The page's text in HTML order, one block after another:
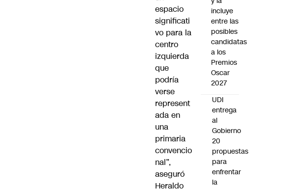
espacio
significati
vo para la
centro
izquierda
que
podría
verse
represent
ada en
una
primaria
convencio
nal”,
aseguró
Heraldo
incluye
entre las
posibles
candidatas
a los
Premios
Oscar
2027
UDI
entrega
al
Gobierno
20
propuestas
para
enfrentar
la